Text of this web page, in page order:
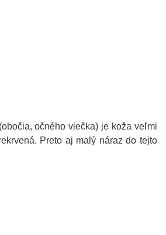
očného viečka) je koža veľmi
Preto aj malý náraz do tejto